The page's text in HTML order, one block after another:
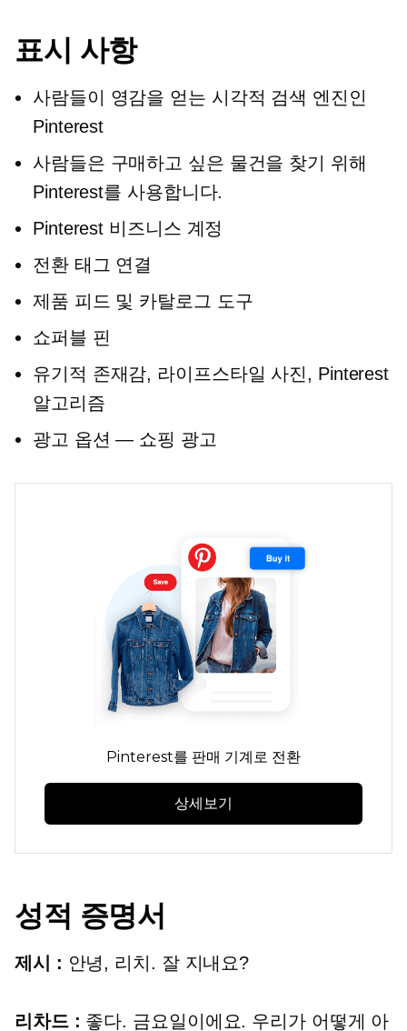
표시 사항
사람들이 영감을 얻는 시각적 검색 엔진인
Pinterest
사람들은 구매하고 싶은 물건을 찾기 위해
Pinterest를 사용합니다.
Pinterest 비즈니스 계정
전환 태그 연결
제품 피드 및 카탈로그 도구
쇼퍼블 핀
유기적 존재감, 라이프스타일 사진, Pinterest
알고리즘
광고 옵션 — 쇼핑 광고
Pinterest를 판매 기계로 전환
상세보기
성적 증명서
제시 : 안녕, 리치. 잘 지내요?
리차드 : 좋다. 금요일이에요. 우리가 어떻게 아